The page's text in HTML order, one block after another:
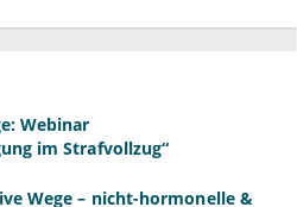
Webinar
im Strafvollzug“
Wege – nicht-hormonelle &